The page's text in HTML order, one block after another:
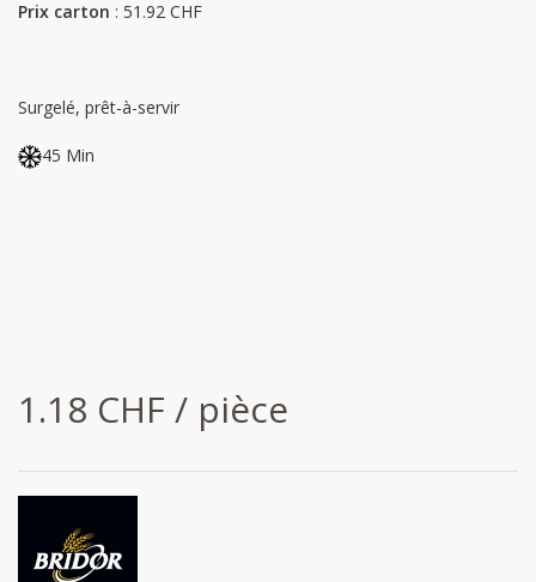
Prix carton : 51.92 CHF
Surgelé, prêt-à-servir
45 Min
1.18 CHF / pièce